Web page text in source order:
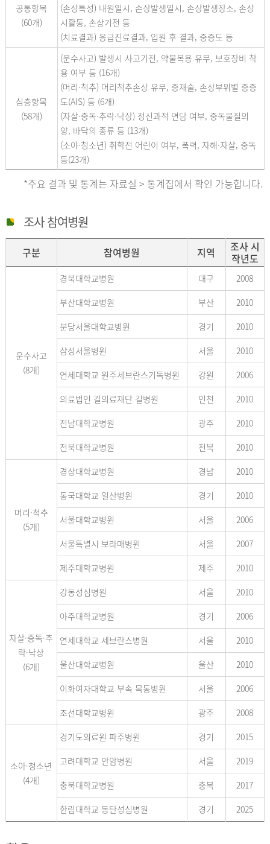
공통항목
(60개)
(손상특성) 내원일시, 손상발생일시, 손상발생장소, 손상
시활동, 손상기전 등
(치료결과) 응급진료결과, 입원 후 결과, 중증도 등
심층항목
(58개)
(운수사고) 발생시 사고기전, 약물복용 유무, 보호장비 착
용 여부 등 (16개)
(머리·척추) 머리척추손상 유무, 중재술, 손상부위별 중증
도(AIS) 등 (6개)
(자살·중독·추락·낙상) 정신과적 면담 여부, 중독물질의
양, 바닥의 종류 등 (13개)
(소아·청소년) 취학전 어린이 여부, 폭력, 자해·자살, 중독
등(23개)
*주요 결과 및 통계는 자료실 > 통계집에서 확인 가능합니다.
조사 참여병원
구분 참여병원 지역
조사 시
작년도
운수사고
(8개)
경북대학교병원 대구
2008
부산대학교병원
부산
2010
분당서울대학교병원
경기
2010
삼성서울병원
서울
2010
연세대학교 원주세브란스기독병원
강원
2006
의료법인 길의료재단 길병원
인천
2010
전남대학교병원
광주
2010
전북대학교병원
전북 2010
머리·척추
(5개)
경상대학교병원 경남
2010
동국대학교 일산병원
경기
2010
서울대학교병원
서울
2006
서울특별시 보라매병원
서울
2007
제주대학교병원
제주 2010
자살·중독·추
락·낙상
(6개)
강동성심병원 서울
2010
아주대학교병원
경기
2006
연세대학교 세브란스병원
서울
2010
울산대학교병원
울산
2010
이화여자대학교 부속 목동병원
서울
2006
조선대학교병원
광주 2008
소아·청소년
(4개)
경기도의료원 파주병원 경기
2015
고려대학교 안암병원
서울
2019
충북대학교병원
충북
2017
한림대학교 동탄성심병원
경기 2025